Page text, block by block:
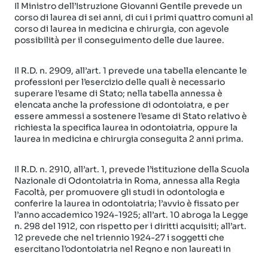
Il Ministro dell’Istruzione Giovanni Gentile prevede un
corso di laurea di sei anni, di cui i primi quattro comuni al
corso di laurea in medicina e chirurgia, con agevole
possibilità per il conseguimento delle due lauree.
Il R.D. n. 2909, all’art. 1 prevede una tabella elencante le
professioni per l’esercizio delle quali è necessario
superare l’esame di Stato; nella tabella annessa è
elencata anche la professione di odontoiatra, e per
essere ammessi a sostenere l’esame di Stato relativo è
richiesta la specifica laurea in odontoiatria, oppure la
laurea in medicina e chirurgia conseguita 2 anni prima.
Il R.D. n. 2910, all’art. 1, prevede l’istituzione della Scuola
Nazionale di Odontoiatria in Roma, annessa alla Regia
Facoltà, per promuovere gli studi in odontologia e
conferire la laurea in odontoiatria; l’avvio è fissato per
l’anno accademico 1924-1925; all’art. 10 abroga la Legge
n. 298 del 1912, con rispetto per i diritti acquisiti; all’art.
12 prevede che nel triennio 1924-27 i soggetti che
esercitano l’odontoiatria nel Regno e non laureati in